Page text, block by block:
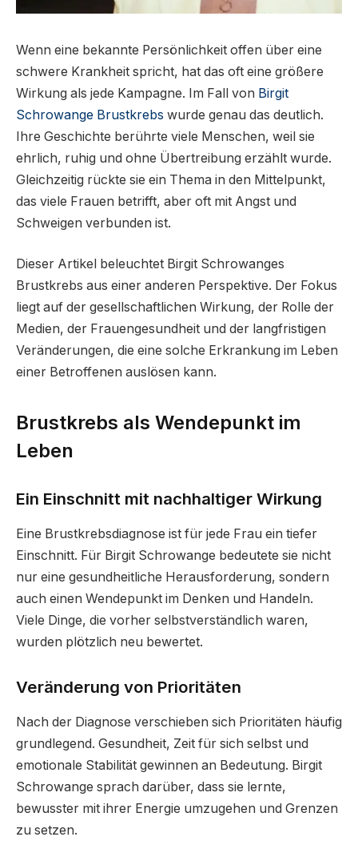
Wenn eine bekannte Persönlichkeit offen über eine
schwere Krankheit spricht, hat das oft eine größere
Wirkung als jede Kampagne. Im Fall von Birgit
Schrowange Brustkrebs wurde genau das deutlich.
Ihre Geschichte berührte viele Menschen, weil sie
ehrlich, ruhig und ohne Übertreibung erzählt wurde.
Gleichzeitig rückte sie ein Thema in den Mittelpunkt,
das viele Frauen betrifft, aber oft mit Angst und
Schweigen verbunden ist.
Dieser Artikel beleuchtet Birgit Schrowanges
Brustkrebs aus einer anderen Perspektive. Der Fokus
liegt auf der gesellschaftlichen Wirkung, der Rolle der
Medien, der Frauengesundheit und der langfristigen
Veränderungen, die eine solche Erkrankung im Leben
einer Betroffenen auslösen kann.
Brustkrebs als Wendepunkt im
Leben
Ein Einschnitt mit nachhaltiger Wirkung
Eine Brustkrebsdiagnose ist für jede Frau ein tiefer
Einschnitt. Für Birgit Schrowange bedeutete sie nicht
nur eine gesundheitliche Herausforderung, sondern
auch einen Wendepunkt im Denken und Handeln.
Viele Dinge, die vorher selbstverständlich waren,
wurden plötzlich neu bewertet.
Veränderung von Prioritäten
Nach der Diagnose verschieben sich Prioritäten häufig
grundlegend. Gesundheit, Zeit für sich selbst und
emotionale Stabilität gewinnen an Bedeutung. Birgit
Schrowange sprach darüber, dass sie lernte,
bewusster mit ihrer Energie umzugehen und Grenzen
zu setzen.